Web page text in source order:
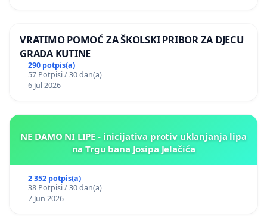
VRATIMO POMOĆ ZA ŠKOLSKI PRIBOR ZA DJECU
GRADA KUTINE
290 potpis(a)
57 Potpisi / 30 dan(a)
6 Jul 2026
NE DAMO NI LIPE - inicijativa protiv uklanjanja lipa
na Trgu bana Josipa Jelačića
2 352 potpis(a)
38 Potpisi / 30 dan(a)
7 Jun 2026